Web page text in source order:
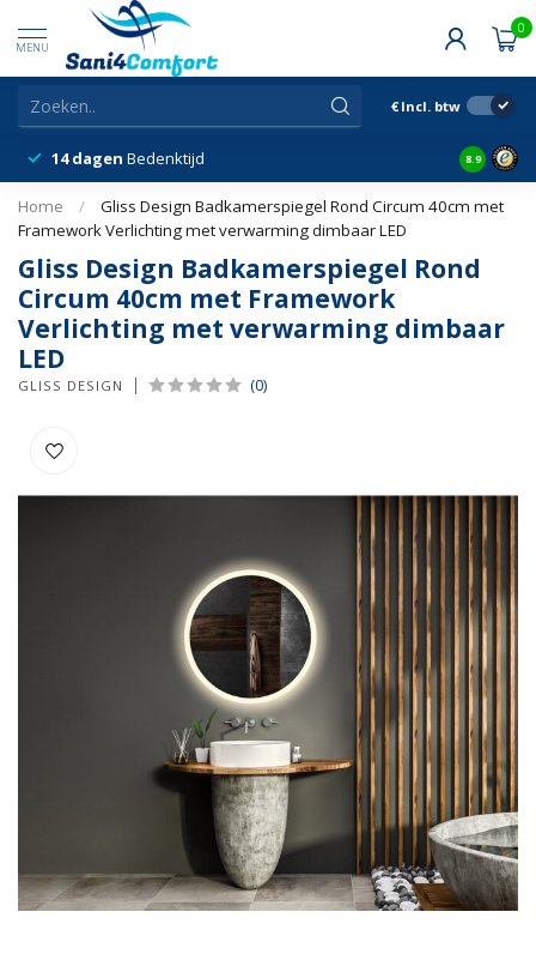
MENU
0
€ Incl. btw
14 dagen Bedenktijd Snelle
8.9
Home /
Gliss Design Badkamerspiegel Rond Circum 40cm met
Framework Verlichting met verwarming dimbaar LED
Gliss Design Badkamerspiegel Rond
Circum 40cm met Framework
Verlichting met verwarming dimbaar
LED
GLISS DESIGN (0)